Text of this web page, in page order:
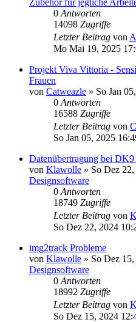
0 Antworten
14098 Zugriffe
Letzter Beitrag von
Mo Mai 19, 2025
Projekt Viva Vittoria -
Frauen
von Catweazle » So Jan
0 Antworten
16588 Zugriffe
Letzter Beitrag von
So Jan 05, 2025
Datenübertragung bei DK9
von Klawolle » So Dez
Designsoftware
0 Antworten
18749 Zugriffe
Letzter Beitrag von
So Dez 22, 2024
img2track Probleme
von Klawolle » So Dez
Designsoftware
0 Antworten
18992 Zugriffe
Letzter Beitrag von
So Dez 15, 2024